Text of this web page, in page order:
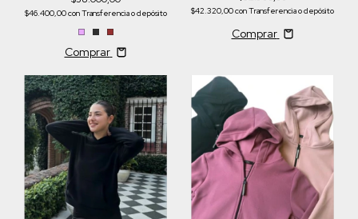
$46.400,00conTransferencia o depósito
Comprar
$42.320,00conTransferencia o depósito
Comprar